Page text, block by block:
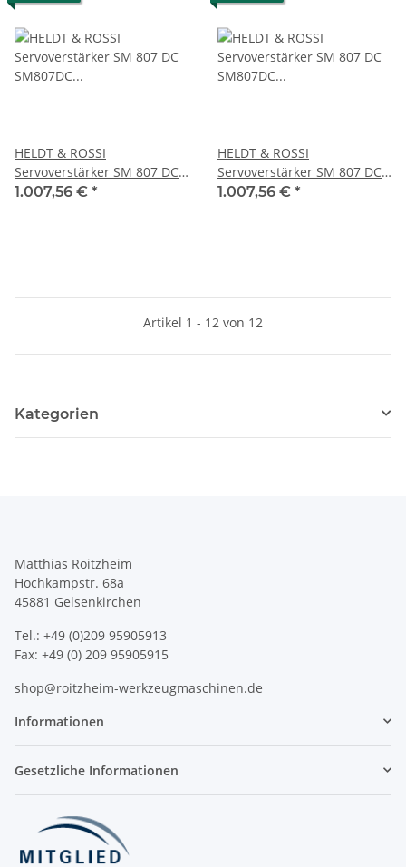
HELDT & ROSSI
Servoverstärker SM 807 DC
SM807DC 750-75 mit Trafo
1.007,56 € *
HELDT & ROSSI
Servoverstärker SM 807 DC
SM807DC 750-75 mit Trafo
1.007,56 € *
Artikel 1 - 12 von 12
Kategorien
Matthias Roitzheim
Hochkampstr. 68a
45881 Gelsenkirchen
Tel.: +49 (0)209 95905913
Fax: +49 (0) 209 95905915
shop@roitzheim-werkzeugmaschinen.de
Informationen
Gesetzliche Informationen